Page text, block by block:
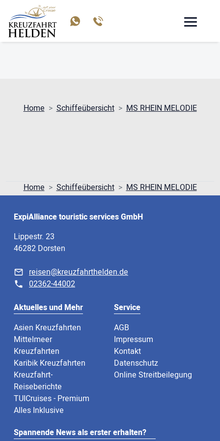
Home Schiffeübersicht MS RHEIN MELODIE
Home Schiffeübersicht MS RHEIN MELODIE
ExpiAlliance touristic services GmbH
Lippestr. 23
46282 Dorsten
reisen@kreuzfahrthelden.de
02362-44002
Aktuelles und Mehr
Asien Kreuzfahrten
Mittelmeer
Kreuzfahrten
Karibik Kreuzfahrten
Kreuzfahrt-
Reiseberichte
TUICruises - Premium
Alles Inklusive
Service
AGB
Impressum
Kontakt
Datenschutz
Online Streitbeilegung
Spannende News als erster erhalten?